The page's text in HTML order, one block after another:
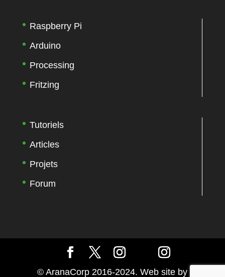
Raspberry Pi
Arduino
Processing
Fritzing
Tutoriels
Articles
Projets
Forum
© AranaCorp 2016-2024. Web site by